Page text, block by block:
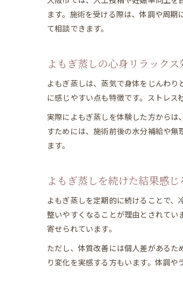
ます。施術を受ける際は、体調や周
て相談できます。
よもぎ蒸しの心身リラックス
よもぎ蒸しは、蒸気で身体をじんわ
に感じやすい点も特徴です。ストレス
実際によもぎ蒸しを体験した方から
すためには、施術前後の水分補給や
ます。
よもぎ蒸しを続けた結果感
よもぎ蒸しを定期的に続けることで
整いやすくなることが理由とされて
寄せられています。
ただし、体質改善には個人差がある
り変化を実感する方もいます。体調や